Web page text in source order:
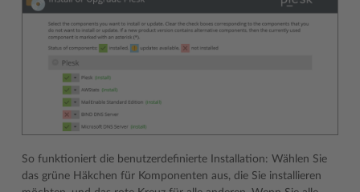
So funktioniert die benutzerdefinierte Installation: Wählen Sie
das grüne Häkchen für Komponenten aus, die Sie installieren